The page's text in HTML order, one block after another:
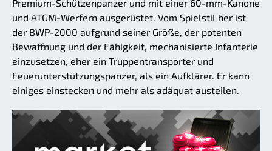
Premium-Schützenpanzer und mit einer 60-mm-Kanone
und ATGM-Werfern ausgerüstet. Vom Spielstil her ist
der BWP-2000 aufgrund seiner Größe, der potenten
Bewaffnung und der Fähigkeit, mechanisierte Infanterie
einzusetzen, eher ein Truppentransporter und
Feuerunterstützungspanzer, als ein Aufklärer. Er kann
einiges einstecken und mehr als adäquat austeilen.